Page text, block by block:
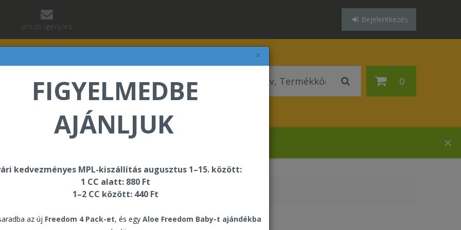
×
FIGYELMEDBE
AJÁNLJUK
kedvezményes MPL-kiszállítás augusztus 1–15. között:
1 CC alatt: 880 Ft
1–2 CC között: 440 Ft
az új Freedom 4 Pack-et, és egy Aloe Freedom Baby-t ajándékba
Jelszó igénylés
Bejelentkezés
0